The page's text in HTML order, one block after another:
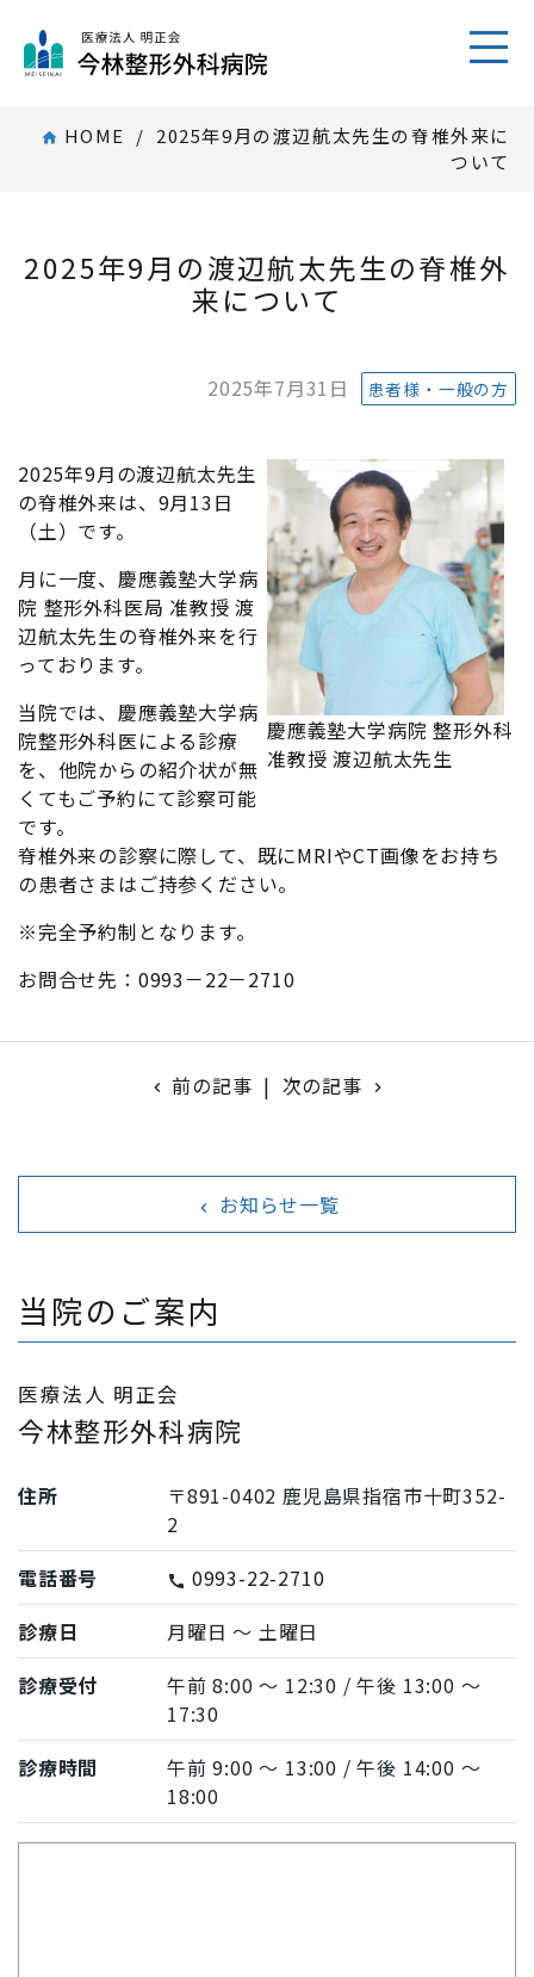
home HOME
/ 2025年9月の渡辺航太先生の脊椎外来に
ついて
2025年9月の渡辺航太先生の脊椎外
来について
2025年7月31日 患者様・一般の方
慶應義塾大学病院 整形外科
准教授 渡辺航太先生
2025年9月の渡辺航太先生
の脊椎外来は、9月13日
（土）です。
月に一度、慶應義塾大学病
院 整形外科医局 准教授 渡
辺航太先生の脊椎外来を行
っております。
当院では、慶應義塾大学病
院整形外科医による診療
を、他院からの紹介状が無
くてもご予約にて診察可能
です。
脊椎外来の診察に際して、既にMRIやCT画像をお持ち
の患者さまはご持参ください。
※完全予約制となります。
お問合せ先：0993－22－2710
chevron_left 前の記事 | 次の記事 navigate_next
navigate_before お知らせ一覧
当院のご案内
医療法人 明正会
今林整形外科病院
住所
〒891-0402 鹿児島県指宿市十町352-
2
電話番号
call 0993-22-2710
診療日
月曜日 〜 土曜日
診療受付
午前 8:00 〜 12:30 / 午後 13:00 〜
17:30
診療時間
午前 9:00 〜 13:00 / 午後 14:00 〜
18:00